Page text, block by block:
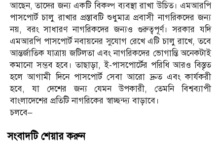
আছেন, তাদের জন্য একটি বিকল্প ব্যবস্থা রাখা উচিত। এমআরপি
পাসপোর্ট চালু রাখার প্রস্তাবটি শুধুমাত্র প্রবাসী নাগরিকদের জন্য
নয়, বরং সাধারণ নাগরিকদের জন্যও গুরুত্বপূর্ণ। সরকার যদি
এমআরপি পাসপোর্ট নবায়নের সুযোগ রেখে এটি চালু রাখে, তবে
আন্তর্জাতিক যাত্রায় জটিলতা এবং নাগরিকদের ভোগান্তি অনেকটাই
কমানো সম্ভব হবে। তাছাড়া, ই-পাসপোর্টের পরিধি আরও বিস্তৃত
হলে আগামী দিনে পাসপোর্ট সেবা আরো দ্রুত এবং কার্যকরী
হবে, যা দেশের জন্য যেমন উপকারী, তেমনি বিশ্বব্যাপী
বাংলাদেশের প্রতিটি নাগরিকের স্বাচ্ছন্দ্য বাড়াবে।
চলবে–
সংবাদটি শেয়ার করুন